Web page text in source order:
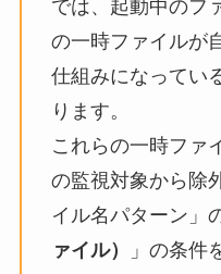
では、起動中のフ
の一時ファイルが
仕組みになってい
ります。
これらの一時ファ
の監視対象から除
イル名パターン」
ァイル）
」の条件